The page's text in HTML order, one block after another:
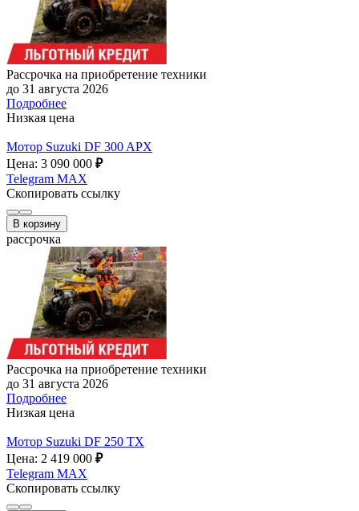
Рассрочка на приобретение техники
до 31 августа 2026
Подробнее
Низкая цена
Мотор Suzuki DF 300 APX
Цена: 3 090 000 ₽
Telegram MAX
Скопировать ссылку
В корзину
рассрочка
Рассрочка на приобретение техники
до 31 августа 2026
Подробнее
Низкая цена
Мотор Suzuki DF 250 TX
Цена: 2 419 000 ₽
Telegram MAX
Скопировать ссылку